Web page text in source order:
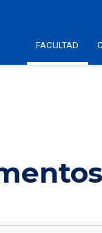
FACULTAD